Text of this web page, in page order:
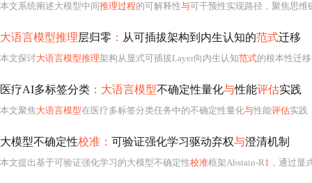
本文系统阐述大模型中间推理过程的可解释性与可干预性实现路径，聚焦思维链（Chain-of-
大语言模型推理层归零 ： 从可插拔架构到内生认知的范式迁移
本文探讨大语言模型推理架构从显式可插拔Layer向内生认知范式的根本性迁移，核心是将元认知策略
医疗AI多标签分类 ：大语言模型不确定性量化与性能评估实践
本文聚焦大语言模型在医疗多标签分类任务中的不确定性量化与性能评估实践
大模型不确定性校准： 可验证强化学习驱动弃权与澄清机制
本文提出基于可验证强化学习的大模型不确定性校准框架Abstain-R1 ，通过显